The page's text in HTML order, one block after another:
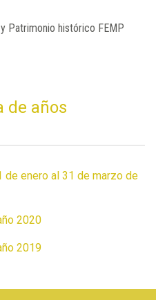
Patrimonio histórico FEMP
de años
de enero al 31 de marzo de
2020
2019